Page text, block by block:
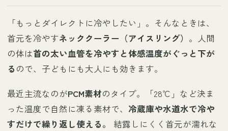
「もっとダイレクトに冷やしたい」。そんなときは、
首元を冷やすネッククーラー（アイスリング） 。人間
の体は首の太い血管を冷やすと体感温度がぐっと下が
る ので、子どもにも大人にも効きます。
最近主流なのがPCM素材のタイプ。「28℃」など決ま
った温度で自然に凍る素材で、 冷蔵庫や水道水で冷や
すだけで繰り返し使える。
結露しにくく首元が濡れな